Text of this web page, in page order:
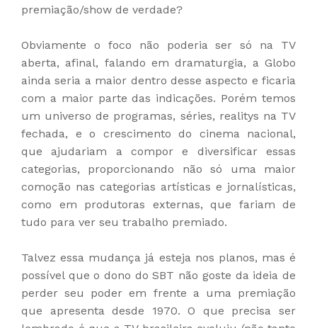
premiação/show de verdade?
Obviamente o foco não poderia ser só na TV
aberta, afinal, falando em dramaturgia, a Globo
ainda seria a maior dentro desse aspecto e ficaria
com a maior parte das indicações. Porém temos
um universo de programas, séries, realitys na TV
fechada, e o crescimento do cinema nacional,
que ajudariam a compor e diversificar essas
categorias, proporcionando não só uma maior
comoção nas categorias artísticas e jornalísticas,
como em produtoras externas, que fariam de
tudo para ver seu trabalho premiado.
Talvez essa mudança já esteja nos planos, mas é
possível que o dono do SBT não goste da ideia de
perder seu poder em frente a uma premiação
que apresenta desde 1970. O que precisa ser